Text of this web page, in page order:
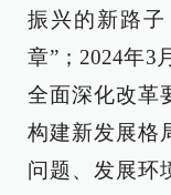
振兴的新路
章”；2024年3
全面深化改革
构建新发展格
问题、发展环